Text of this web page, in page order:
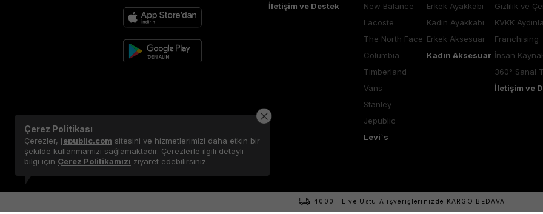
İletişim ve Destek
New Balance
Lacoste
The North Face
Columbia
Timberland
Vans
Stanley
Jepublic
Levi`s
Erkek Ayakkabı
Kadın Ayakkabı
Erkek Aksesuar
Kadın Aksesuar
Gizlilik ve
KVKK
Franchising
İnsan
360° Sanal
İletişim ve
4000 TL ve Üstü Alışverişlerinizde KARGO BEDAVA
Çerez Politikası
Çerezler, jepublic.com sitesini ve hizmetlerimizi daha etkin bir
şekilde kullanmamızı sağlamaktadır. Çerezlerle ilgili detaylı
bilgi için Çerez Politikamızı ziyaret edebilirsiniz.